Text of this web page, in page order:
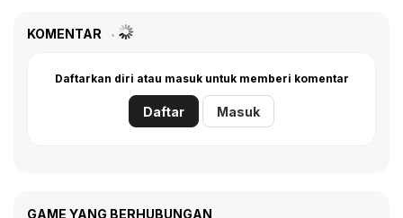
KOMENTAR
Daftarkan diri atau masuk untuk memberi komentar
Daftar Masuk
GAME YANG BERHUBUNGAN